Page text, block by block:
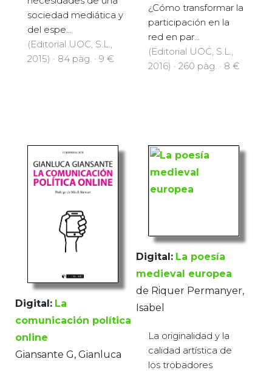
sociedad mediática y
del espe...
(Editorial UOC, S.L.,
2015) · 84 pàg. · 9 €
¿Cómo transformar la
participación en la
red en par...
(Editorial UOC, S.L.,
2016) · 260 pàg. · 8 €
Digital: La
comunicación política
online
Giansante G, Gianluca
Digital: La poesía
medieval europea
de Riquer Permanyer,
Isabel
La originalidad y la
calidad artística de
los trobadores